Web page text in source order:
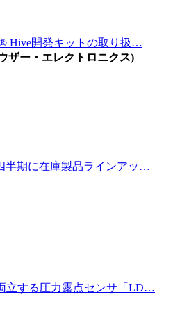
Hive開発キットの取り扱…
ザー・エレクトロニクス)
半期に在庫製品ラインアッ…
立する圧力露点センサ「LD…